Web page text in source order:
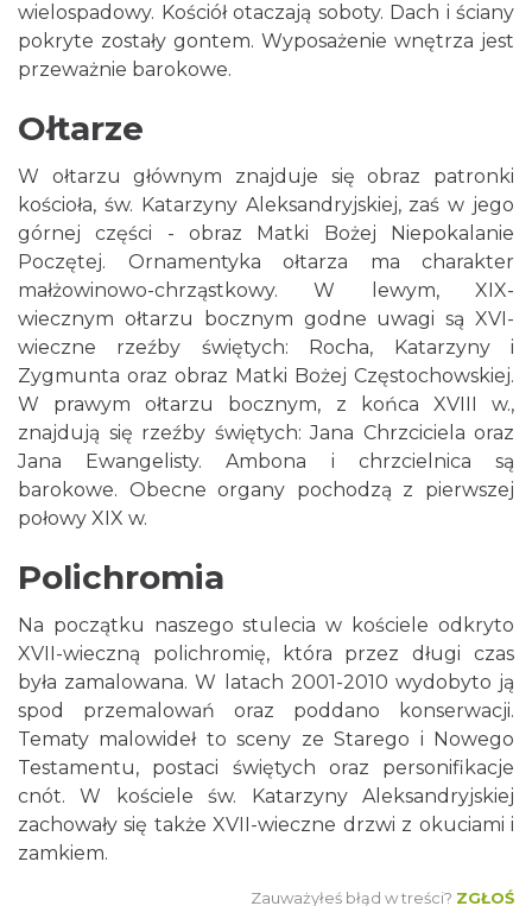
wielospadowy. Kościół otaczają soboty. Dach i ściany
pokryte zostały gontem. Wyposażenie wnętrza jest
przeważnie barokowe.
Ołtarze
W ołtarzu głównym znajduje się obraz patronki
kościoła, św. Katarzyny Aleksandryjskiej, zaś w jego
górnej części - obraz Matki Bożej Niepokalanie
Poczętej. Ornamentyka ołtarza ma charakter
małżowinowo-chrząstkowy. W lewym, XIX-
wiecznym ołtarzu bocznym godne uwagi są XVI-
wieczne rzeźby świętych: Rocha, Katarzyny i
Zygmunta oraz obraz Matki Bożej Częstochowskiej.
W prawym ołtarzu bocznym, z końca XVIII w.,
znajdują się rzeźby świętych: Jana Chrzciciela oraz
Jana Ewangelisty. Ambona i chrzcielnica są
barokowe. Obecne organy pochodzą z pierwszej
połowy XIX w.
Polichromia
Na początku naszego stulecia w kościele odkryto
XVII-wieczną polichromię, która przez długi czas
była zamalowana. W latach 2001-2010 wydobyto ją
spod przemalowań oraz poddano konserwacji.
Tematy malowideł to sceny ze Starego i Nowego
Testamentu, postaci świętych oraz personifikacje
cnót. W kościele św. Katarzyny Aleksandryjskiej
zachowały się także XVII-wieczne drzwi z okuciami i
zamkiem.
Zauważyłeś błąd w treści? ZGŁOŚ